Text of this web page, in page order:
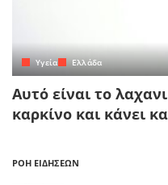
Yγεία Ελλάδα
Aυτό είναι το
καρκίνο και κάνει
ΡΟΗ ΕΙΔΗΣΕΩΝ